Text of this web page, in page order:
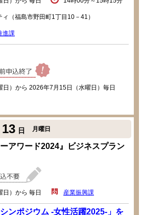
（福島市野田町1丁目10－41）
進課
）から 2026年7月15日（水曜日）毎日
13 日 月曜日
アワード2024』ビジネスプラン
）から 毎日 産業振興課
ンポジウム -女性活躍2025-」を